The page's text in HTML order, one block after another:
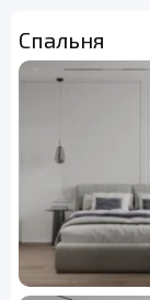
Спальня